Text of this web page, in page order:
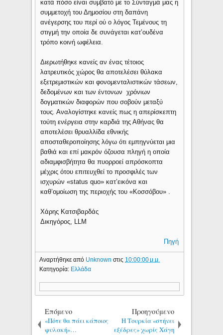
κατά πόσο είναι συμβατό με το Σύνταγμά μας η
συμμετοχή του Δημοσίου στη δαπάνη
ανέγερσης του περί ού ο λόγος Τεμένους τη
στιγμή την οποία δε συνάγεται κατ’ουδένα
τρόπο κοινή ωφέλεια.
Διερωτήθηκε κανείς αν ένας τέτοιος
λατρευτικός χώρος θα αποτελέσει θύλακα
εξετρεμιστικών και φονομενταλιστικών τάσεων,
δεδομένων και των έντονων χρόνιων
δογματικών διαφορών που σοβούν μεταξύ
τους. Αναλογίστηκε κανείς πως η απερίσκεπτη
τούτη ενέργεια στην καρδιά της Αθήνας θα
αποτελέσει θρυαλλίδα εθνικής
αποσταθεροποίησης λόγω ότι εμπηγνύεται μια
βαθιά και επί μακρόν όζουσα πληγή η οποία
αδιαμφισβήτητα θα πυορροεί απρόσκοπτα
μέχρις ότου επιτευχθεί το προσφιλές των
ισχυρών «status quo» κατ’εικόνα και
καθ’ομοίωση της περιοχής του «Κοσσόβου» .
Χάρης Κατσιβαρδάς
Δικηγόρος, LLM
Πηγή
Αναρτήθηκε από Unknownστις 10:00:00 μ.μ.
Κατηγορία: Ελλάδα
Επόμενο
«Πότε θα πάει κάποιος
φυλακή»…
Προηγούμενο
Η Τουρκία «στήνει
εξέδρες» χωρίς Χάγη